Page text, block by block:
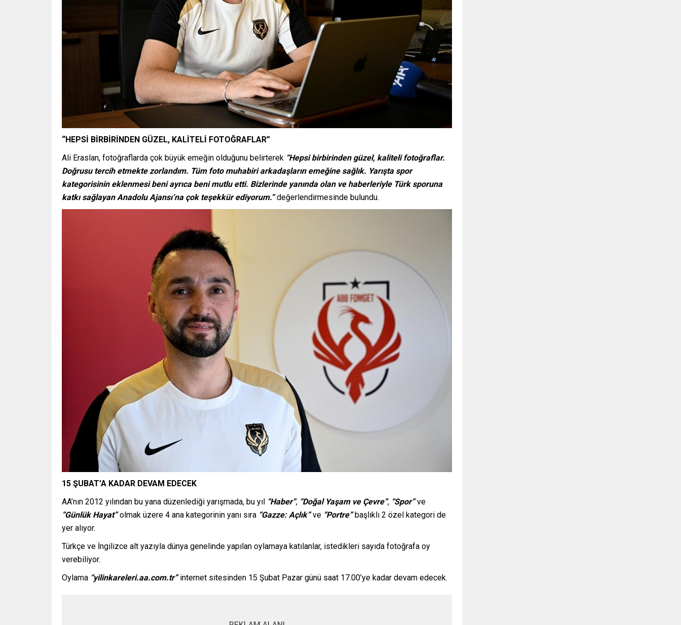
“HEPSİ BİRBİRİNDEN GÜZEL, KALİTELİ FOTOĞRAFLAR”
Ali Eraslan, fotoğraflarda çok büyük emeğin olduğunu belirterek “Hepsi birbirinden güzel, kaliteli fotoğraflar.
Doğrusu tercih etmekte zorlandım. Tüm foto muhabiri arkadaşların emeğine sağlık. Yarışta spor
kategorisinin eklenmesi beni ayrıca beni mutlu etti. Bizlerinde yanında olan ve haberleriyle Türk sporuna
katkı sağlayan Anadolu Ajansı’na çok teşekkür ediyorum.”değerlendirmesinde bulundu.
15 ŞUBAT’A KADAR DEVAM EDECEK
AA’nın 2012 yılından bu yana düzenlediği yarışmada, bu yıl “Haber”, “Doğal Yaşam ve Çevre”, “Spor”ve
“Günlük Hayat”olmak üzere 4 ana kategorinin yanı sıra “Gazze: Açlık”ve “Portre”başlıklı 2 özel kategori de
yer alıyor.
Türkçe ve İngilizce alt yazıyla dünya genelinde yapılan oylamaya katılanlar, istedikleri sayıda fotoğrafa oy
verebiliyor.
Oylama “yilinkareleri.aa.com.tr”internet sitesinden 15 Şubat Pazar günü saat 17.00’ye kadar devam edecek.